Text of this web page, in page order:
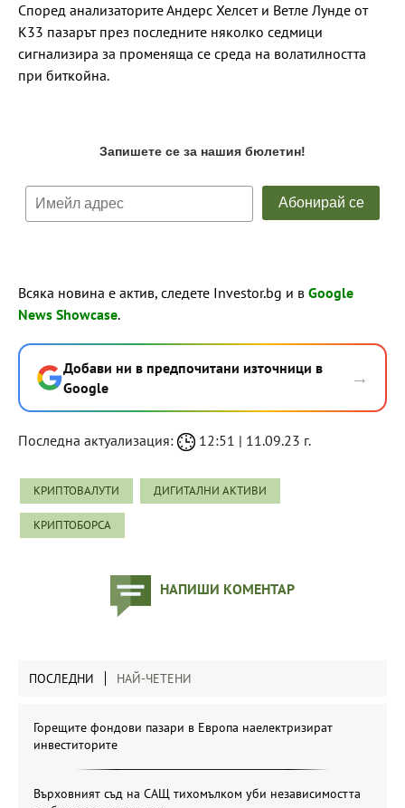
Според анализаторите Андерс Хелсет и Ветле Лунде от
K33 пазарът през последните няколко седмици
сигнализира за променяща се среда на волатилността
при биткойна.
Всяка новина е актив, следете Investor.bg и в Google
News Showcase.
Добави ни в предпочитани източници в
Google
→
Последна актуализация: 12:51 | 11.09.23 г.
КРИПТОВАЛУТИ ДИГИТАЛНИ АКТИВИ
КРИПТОБОРСА
НАПИШИ КОМЕНТАР
ПОСЛЕДНИ НАЙ-ЧЕТЕНИ
Горещите фондови пазари в Европа наелектризират
инвеститорите
Върховният съд на САЩ тихомълком уби независимостта